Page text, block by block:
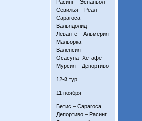
Расинг – Эспаньол
Севилья – Реал
Сарагоса –
Вальядолид
Леванте – Альмерия
Мальорка –
Валенсия
Осасуна- Хетафе
Мурсия – Депортиво
12-й тур
11 ноября
Бетис – Сарагоса
Депортиво – Расинг